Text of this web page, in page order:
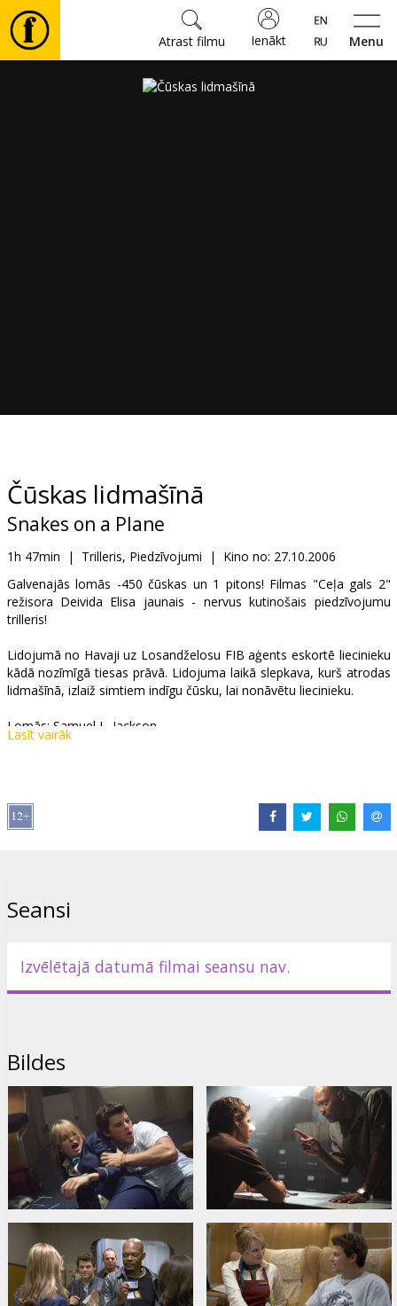
Menu
Ienākt
Atrast filmu
B2B
Kino
Klubs
Čūskas lidmašīnā
Snakes on a Plane
1h 47min | Trilleris, Piedzīvojumi | Kino no: 27.10.2006
Galvenajās lomās -450 čūskas un 1 pitons! Filmas "Ceļa gals 2"
režisora Deivida Elisa jaunais - nervus kutinošais piedzīvojumu
trilleris!
Lidojumā no Havaji uz Losandželosu FIB aģents eskortē liecinieku
kādā nozīmīgā tiesas prāvā. Lidojuma laikā slepkava, kurš atrodas
lidmašīnā, izlaiž simtiem indīgu čūsku, lai nonāvētu liecinieku.
Lomās: Samuel L. Jackson
Lasīt vairāk
Seansi
Izvēlētajā datumā filmai seansu nav.
Bildes